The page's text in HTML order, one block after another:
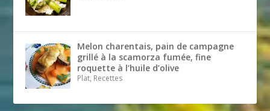
Melon charentais, pain de campagne
grillé à la scamorza fumée, fine
roquette à l’huile d’olive
Plat, Recettes